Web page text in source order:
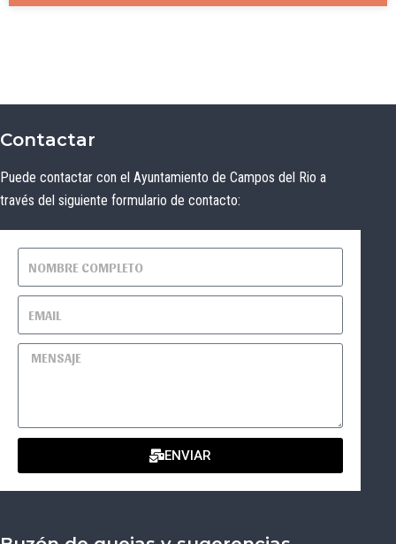
Contactar
Puede contactar con el Ayuntamiento de Campos del Rio a
través del siguiente formulario de contacto:
ENVIAR